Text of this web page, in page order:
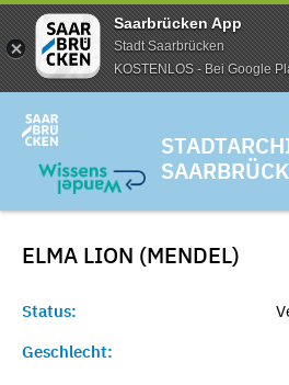
Saarbrücken App
Stadt Saarbrücken
KOSTENLOS - Bei Google
ELMA LION (MENDEL)
Status:
Geschlecht: